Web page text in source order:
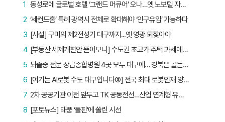
동성로에 글로벌 호텔 ‘그랜드 머큐어’ 오나…옛 노보텔 자리 사무실 개설
1
‘세컨드홈’ 특례 광역시 전체로 확대해야 ‘인구유입’ 가능하다
2
[사설] 구미의 제2전성기 대구까지...옛 영광 되찾아야
3
[부동산 세제개편안 뜯어보니] 수도권 초고가 주택 과세에만 초점…침체된 지방 부동산 대책은 없다
4
뇌졸중 전문 상급종합병원 4곳 모두 대구에… 경북은 골든타임 사각지대
5
[여기는 AI로봇 수도 대구입니다⑤] 전국 최대 로봇인재 양성소…“대구산업 맞춤형 교육과정 만들자”
6
2차 공공기관 이전 앞두고 TK 공동전선…산업 연계형 유치 승부수
7
[포토뉴스] 태풍 ‘돌핀’에 쏠린 시선
8